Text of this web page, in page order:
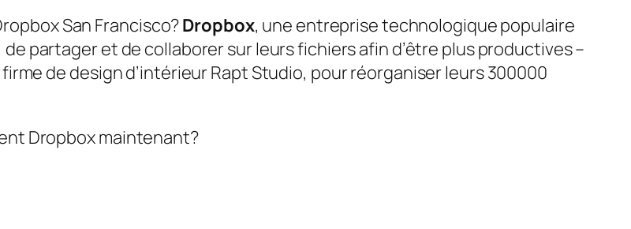
San Francisco?Dropbox, une entreprise technologique populaire
partager et de collaborer sur leurs fichiers afin d’être plus productives –
de design d’intérieur Rapt Studio, pour réorganiser leurs 300000
Dropbox maintenant?